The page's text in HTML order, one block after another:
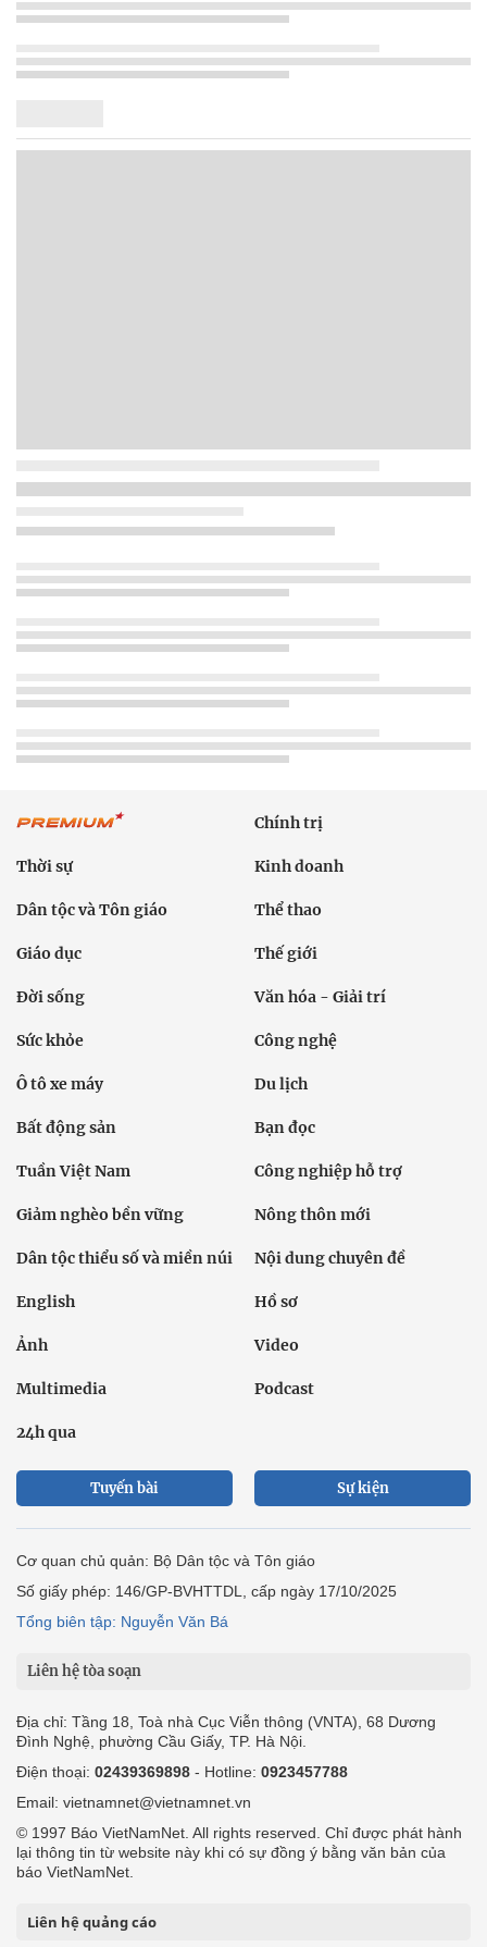
Chính trị
Thời sự Kinh doanh
Dân tộc và Tôn giáo Thể thao
Giáo dục Thế giới
Đời sống Văn hóa - Giải trí
Sức khỏe Công nghệ
Ô tô xe máy Du lịch
Bất động sản Bạn đọc
Tuần Việt Nam Công nghiệp hỗ trợ
Giảm nghèo bền vững Nông thôn mới
Dân tộc thiểu số và miền núi Nội dung chuyên đề
English Hồ sơ
Ảnh Video
Multimedia Podcast
24h qua
Tuyến bài Sự kiện
Cơ quan chủ quản: Bộ Dân tộc và Tôn giáo
Số giấy phép: 146/GP-BVHTTDL, cấp ngày 17/10/2025
Tổng biên tập: Nguyễn Văn Bá
Liên hệ tòa soạn
Địa chỉ: Tầng 18, Toà nhà Cục Viễn thông (VNTA), 68 Dương
Đình Nghệ, phường Cầu Giấy, TP. Hà Nội.
Điện thoại: 02439369898 - Hotline: 0923457788
Email: vietnamnet@vietnamnet.vn
© 1997 Báo VietNamNet. All rights reserved. Chỉ được phát hành
lại thông tin từ website này khi có sự đồng ý bằng văn bản của
báo VietNamNet.
Liên hệ quảng cáo